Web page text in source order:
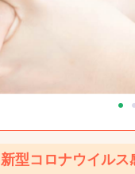
新型コロナウイルス